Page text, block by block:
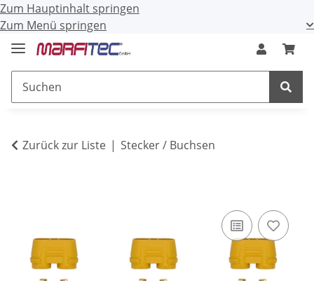
Zum Hauptinhalt springen
Zum Menü springen
Zurück zur Liste Stecker / Buchsen